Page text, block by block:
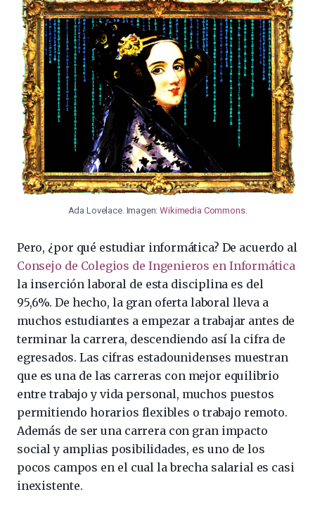
Ada Lovelace. Imagen:Wikimedia Commons.
Pero, ¿por qué estudiar informática? De acuerdo al
Consejo de Colegios de Ingenieros en Informática
la inserción laboral de esta disciplina es del
95,6%. De hecho, la gran oferta laboral lleva a
muchos estudiantes a empezar a trabajar antes de
terminar la carrera, descendiendo así la cifra de
egresados. Las cifras estadounidenses muestran
que es una de las carreras con mejor equilibrio
entre trabajo y vida personal, muchos puestos
permitiendo horarios flexibles o trabajo remoto.
Además de ser una carrera con gran impacto
social y amplias posibilidades, es uno de los
pocos campos en el cual la brecha salarial es casi
inexistente.